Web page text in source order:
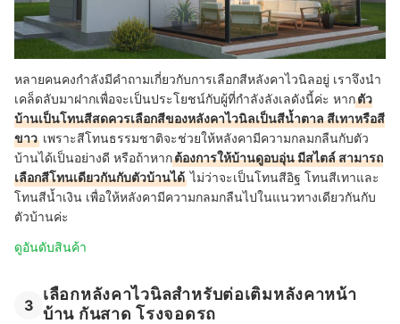
หลายคนคงกำลังมีคำถามเกี่ยวกับการเลือกสีหลังคาไวนิลอยู่ เราจึงนำ
เคล็ดลับมาฝากเพื่อจะเป็นประโยชน์กับผู้ที่กำลังลังเลดังนี้ค่ะ หากตัว
บ้านเป็นโทนสีสดควรเลือกสีของหลังคาไวนิลเป็นสีน้ำตาล สีเทาหรือสี
ขาว เพราะสีโทนธรรมชาติจะช่วยให้หลังคามีความกลมกลืนกับตัว
บ้านได้เป็นอย่างดี หรือถ้าหากต้องการให้บ้านดูอบอุ่น มีสไตล์ สามารถ
เลือกสีโทนเดียวกันกับตัวบ้านได้ ไม่ว่าจะเป็นโทนสีอิฐ โทนสีเทาและ
โทนสีน้ำเงิน เพื่อให้หลังคามีความกลมกลืนไปในแนวทางเดียวกันกับ
ตัวบ้านค่ะ
ดูอันดับสินค้า
3
เลือกหลังคาไวนิลสำหรับต่อเติมหลังคาหน้า
บ้าน กันสาด โรงจอดรถ